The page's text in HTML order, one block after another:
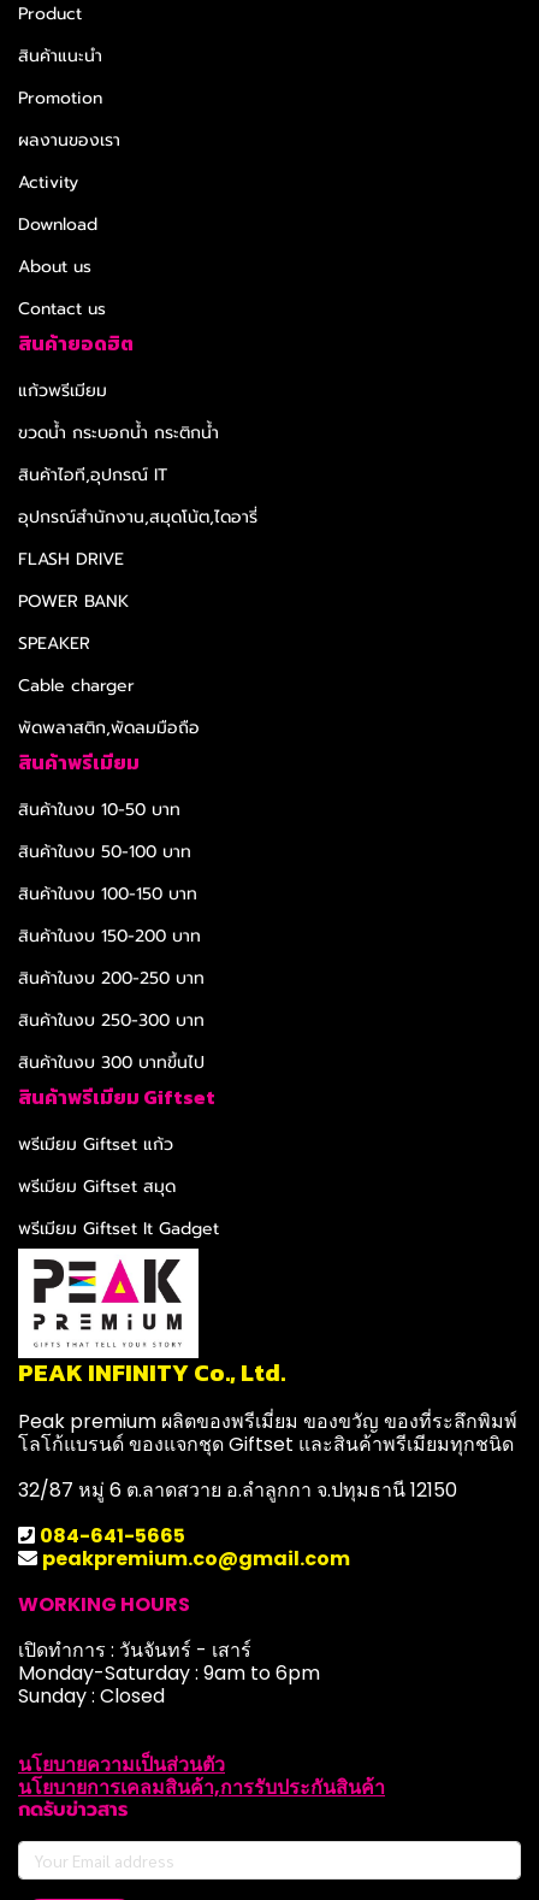
Product
สินค้าแนะนำ
Promotion
ผลงานของเรา
Activity
Download
About us
Contact us
สินค้ายอดฮิต
แก้วพรีเมียม
ขวดน้ำ กระบอกน้ำ กระติกน้ำ
สินค้าไอที,อุปกรณ์ IT
อุปกรณ์สำนักงาน,สมุดโน้ต,ไดอารี่
FLASH DRIVE
POWER BANK
SPEAKER
Cable charger
พัดพลาสติก,พัดลมมือถือ
สินค้าพรีเมียม
สินค้าในงบ 10-50 บาท
สินค้าในงบ 50-100 บาท
สินค้าในงบ 100-150 บาท
สินค้าในงบ 150-200 บาท
สินค้าในงบ 200-250 บาท
สินค้าในงบ 250-300 บาท
สินค้าในงบ 300 บาทขึ้นไป
สินค้าพรีเมียม Giftset
พรีเมียม Giftset แก้ว
พรีเมียม Giftset สมุด
พรีเมียม Giftset It Gadget
PEAK INFINITY Co., Ltd.
Peak premium ผลิตของพรีเมี่ยม ของขวัญ ของที่ระลึกพิมพ์
โลโก้แบรนด์ ของแจกชุด Giftset และสินค้าพรีเมียมทุกชนิด
32/87 หมู่ 6 ต.ลาดสวาย อ.ลำลูกกา จ.ปทุมธานี 12150
084-641-5665
peakpremium.co@gmail.com
WORKING HOURS
เปิดทำการ : วันจันทร์ - เสาร์
Monday-Saturday : 9am to 6pm
Sunday : Closed
นโยบายความเป็นส่วนตัว
นโยบายการเคลมสินค้า,การรับประกันสินค้า
กดรับข่าวสาร